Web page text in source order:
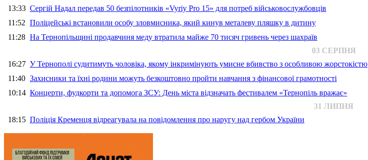
13:33 Сергій Надал передав 50 безпілотників «Vyriy Pro 15» для потреб військовослужбовців
11:52 Поліцейські встановили особу зловмисника, який кинув металеву пляшку в дитину
11:28 На Тернопільщині продавчиня меду втратила майже 70 тисяч гривень через шахраїв
03 СЕРПНЯ
16:27 У Тернополі судитимуть чоловіка, якому інкримінують умисне вбивство з особливою жорстокістю
11:40 Захисники та їхні родини можуть безкоштовно пройти навчання з фінансової грамотності
10:14 Концерти, фудкорти та допомога ЗСУ: День міста відзначать фестивалем «Тернопіль вражає»
31 ЛИПНЯ
18:15 Поліція Кременця відреагувала на повідомлення про наругу над гербом України